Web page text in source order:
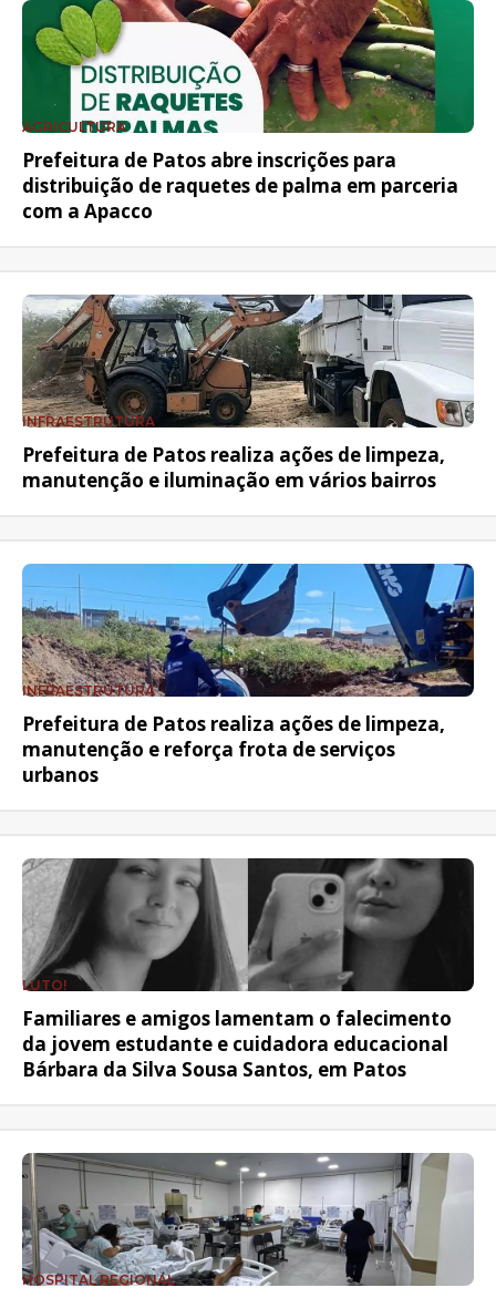
AGRICULTURA
Prefeitura de Patos abre inscrições para
distribuição de raquetes de palma em parceria
com a Apacco
INFRAESTRUTURA
Prefeitura de Patos realiza ações de limpeza,
manutenção e iluminação em vários bairros
INFRAESTRUTURA
Prefeitura de Patos realiza ações de limpeza,
manutenção e reforça frota de serviços
urbanos
LUTO!
Familiares e amigos lamentam o falecimento
da jovem estudante e cuidadora educacional
Bárbara da Silva Sousa Santos, em Patos
HOSPITAL REGIONAL